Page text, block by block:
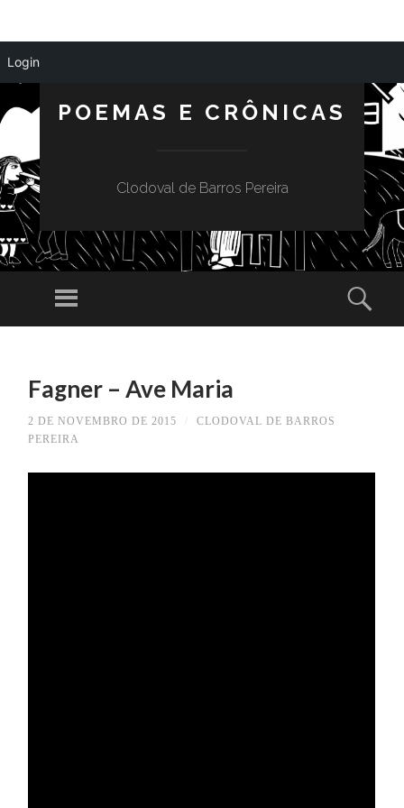
POEMAS E CRÔNICAS
Clodoval de Barros Pereira
Menu
CONTENT
Fagner – Ave Maria
2 DE NOVEMBRO DE 2015
CLODOVAL DE BARROS
PEREIRA
Login